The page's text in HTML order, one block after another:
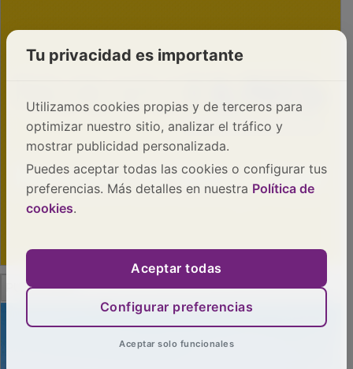
PUBLICIDAD
Tu privacidad es importante
Utilizamos cookies propias y de terceros para
optimizar nuestro sitio, analizar el tráfico y
mostrar publicidad personalizada.
Puedes aceptar todas las cookies o configurar tus
preferencias. Más detalles en nuestra Política de
cookies.
Aceptar todas
Configurar preferencias
Aceptar solo funcionales